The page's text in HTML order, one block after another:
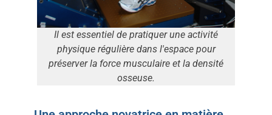
Il est essentiel de pratiquer une activité
physique régulière dans l'espace pour
préserver la force musculaire et la densité
osseuse.